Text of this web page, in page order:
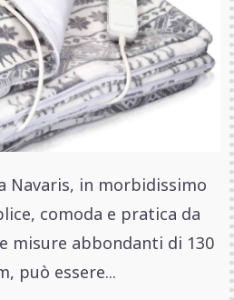
Navaris, in morbidissimo
comoda e pratica da
misure abbondanti di 130
può essere...